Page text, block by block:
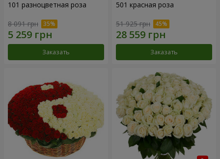
101 разноцветная роза
8 091 грн
Заказать
501 красная роза
51 925 грн
Заказать